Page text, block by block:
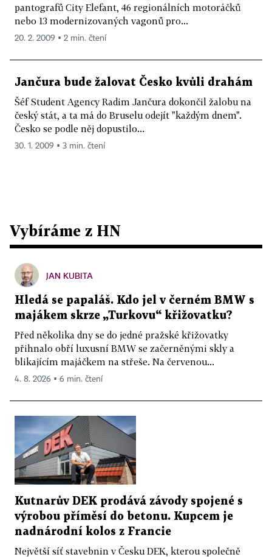
pantografů City Elefant, 46 regionálních motoráčků
nebo 13 modernizovaných vagonů pro...
20. 2. 2009 ▪ 2 min. čtení
Jančura bude žalovat Česko kvůli drahám
Šéf Student Agency Radim Jančura dokončil žalobu na
český stát, a ta má do Bruselu odejít "každým dnem".
Česko se podle něj dopustilo...
30. 1. 2009 ▪ 3 min. čtení
Vybíráme z HN
JAN KUBITA
Hledá se papaláš. Kdo jel v černém BMW s
majákem skrze „Turkovu“ křižovatku?
Před několika dny se do jedné pražské křižovatky
přihnalo obří luxusní BMW se začerněnými skly a
blikajícím majáčkem na střeše. Na červenou...
4. 8. 2026 ▪ 6 min. čtení
Kutnarův DEK prodává závody spojené s
výrobou příměsí do betonu. Kupcem je
nadnárodní kolos z Francie
Největší síť stavebnin v Česku DEK, kterou společně